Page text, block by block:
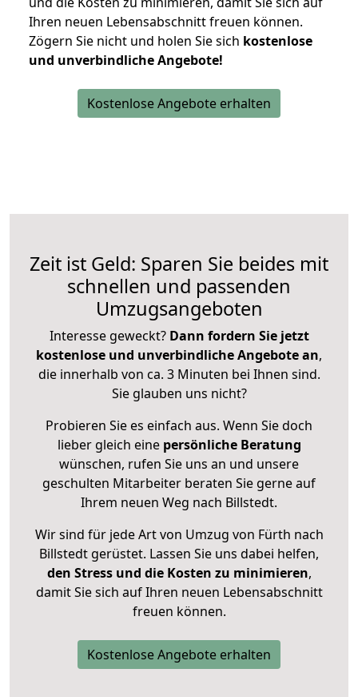
Ihren neuen Lebensabschnitt freuen können.
Zögern Sie nicht und holen Sie sich kostenlose
und unverbindliche Angebote!
Kostenlose Angebote erhalten
Zeit ist Geld: Sparen Sie beides mit
schnellen und passenden
Umzugsangeboten
Interesse geweckt? Dann fordern Sie jetzt
kostenlose und unverbindliche Angebote an,
die innerhalb von ca. 3 Minuten bei Ihnen sind.
Sie glauben uns nicht?
Probieren Sie es einfach aus. Wenn Sie doch
lieber gleich eine persönliche Beratung
wünschen, rufen Sie uns an und unsere
geschulten Mitarbeiter beraten Sie gerne auf
Ihrem neuen Weg nach Billstedt.
Wir sind für jede Art von Umzug von Fürth nach
Billstedt gerüstet. Lassen Sie uns dabei helfen,
den Stress und die Kosten zu minimieren,
damit Sie sich auf Ihren neuen Lebensabschnitt
freuen können.
Kostenlose Angebote erhalten